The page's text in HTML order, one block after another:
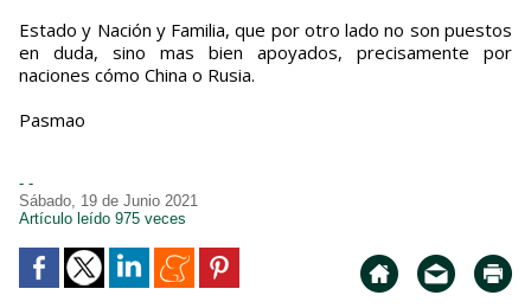
Estado y Nación y Familia, que por otro lado no son puestos
en duda, sino mas bien apoyados, precisamente por
naciones cómo China o Rusia.
Pasmao
- -
Sábado, 19 de Junio 2021
Artículo leído 975 veces